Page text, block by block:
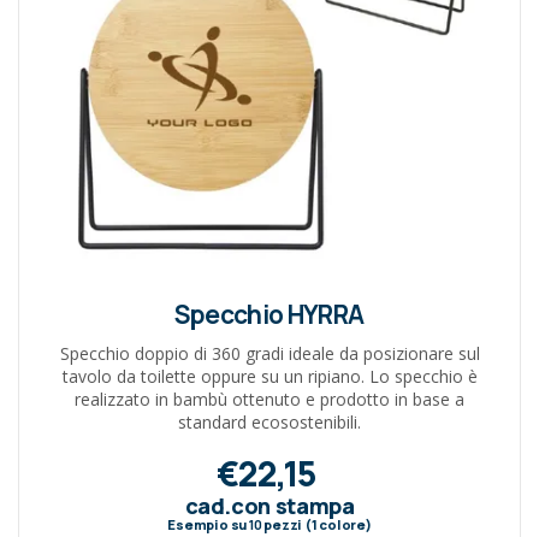
Specchio HYRRA
Specchio doppio di 360 gradi ideale da posizionare sul
tavolo da toilette oppure su un ripiano. Lo specchio è
realizzato in bambù ottenuto e prodotto in base a
standard ecosostenibili.
€22,15
cad.con stampa
Esempio su10pezzi (1 colore)